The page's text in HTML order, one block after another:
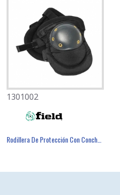
1301002
Rodillera De Protección Con Concha - FIELD